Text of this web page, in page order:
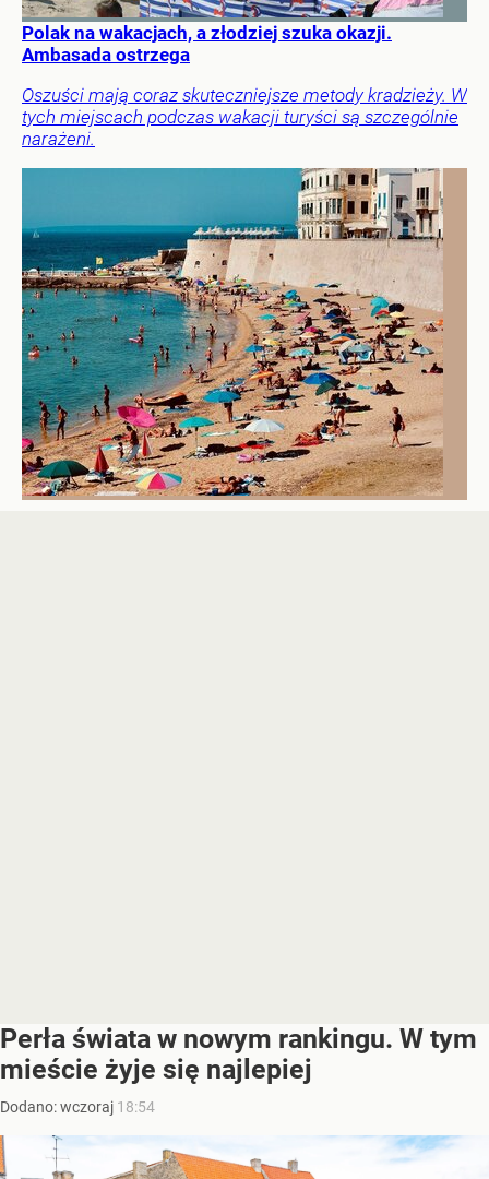
Polak na wakacjach, a złodziej szuka okazji.
Ambasada ostrzega
Oszuści mają coraz skuteczniejsze metody kradzieży. W
tych miejscach podczas wakacji turyści są szczególnie
narażeni.
Perła świata w nowym rankingu. W tym
mieście żyje się najlepiej
Dodano:wczoraj 18:54